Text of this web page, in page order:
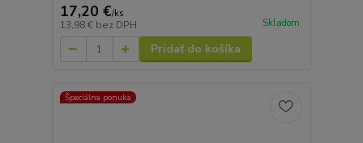
17,20 €/ks
13,98 € bez DPH Skladom
Pridať do košíka
Špeciálna ponuka